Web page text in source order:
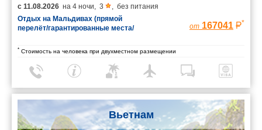
с 11.08.2026 на 4 ночи 3
без питания
Отдых на Мальдивах (прямой
перелёт/гарантированные места/
от 167041 *
* Стоимость на человека при двухместном размещении
Вьетнам